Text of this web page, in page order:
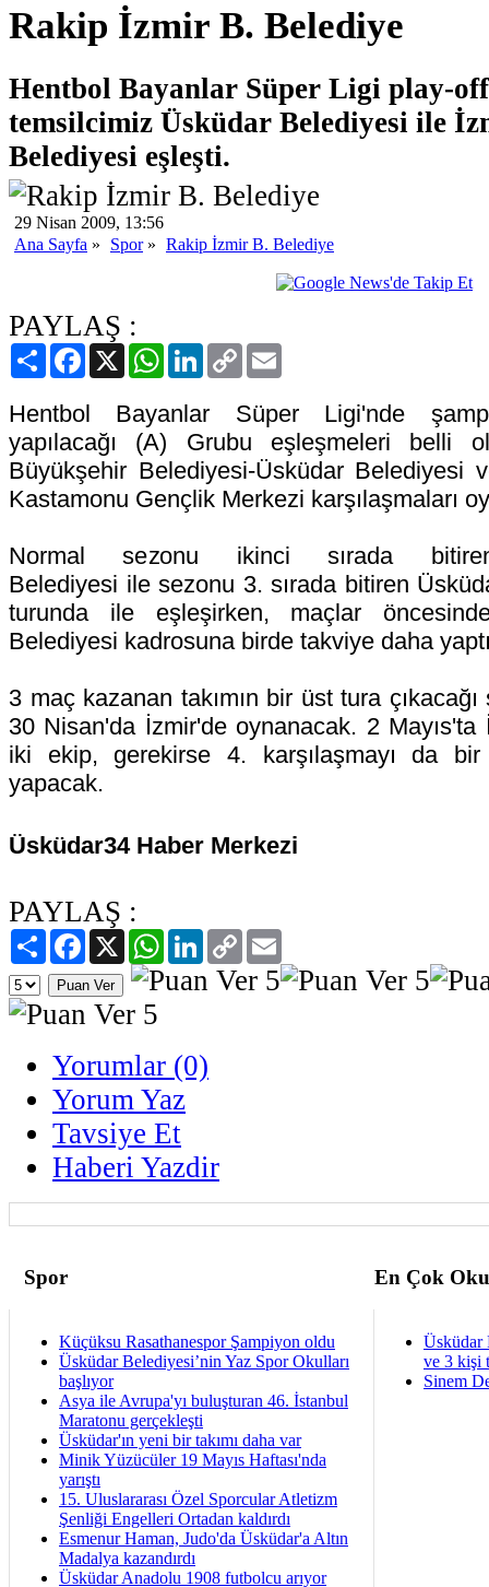
Rakip İzmir B. Belediye
Hentbol Bayanlar Süper Ligi play-
temsilcimiz Üsküdar Belediyesi ile
Belediyesi eşleşti.
29 Nisan 2009, 13:56
Ana Sayfa » Spor» Rakip İzmir B. Belediye
PAYLAŞ :
PaylaşFacebook
X WhatsAppLinkedIn
Copy
Link
Hentbol Bayanlar Süper Ligi'nde
yapılacağı (A) Grubu eşleşmeleri belli
Büyükşehir Belediyesi-Üsküdar Belediyesi
Kastamonu Gençlik Merkezi karşılaşmaları
Normal sezonu ikinci sırada
Belediyesi ile sezonu 3. sırada bitiren
turunda ile eşleşirken, maçlar
Belediyesi kadrosuna birde takviye daha
3 maç kazanan takımın bir üst tura
30 Nisan'da İzmir'de oynanacak. 2 Mayıs'ta
iki ekip, gerekirse 4. karşılaşmayı da
yapacak.
Üsküdar34 Haber Merkezi
PAYLAŞ :
PaylaşFacebook
X WhatsAppLinkedIn
Copy
Link
Yorumlar (0)
Yorum Yaz
Tavsiye Et
Haberi Yazdir
Spor En Çok
Küçüksu Rasathanespor Şampiyon oldu
Üsküdar Belediyesi’nin Yaz Spor Okulları
başlıyor
Asya ile Avrupa'yı buluşturan 46. İstanbul
Maratonu gerçekleşti
Üsküdar'ın yeni bir takımı daha var
Minik Yüzücüler 19 Mayıs Haftası'nda
yarıştı
15. Uluslararası Özel Sporcular Atletizm
Şenliği Engelleri Ortadan kaldırdı
Esmenur Haman, Judo'da Üsküdar'a Altın
Madalya kazandırdı
Üsküdar Anadolu 1908 futbolcu arıyor
Üsküdar
ve 3 kişi
Sinem